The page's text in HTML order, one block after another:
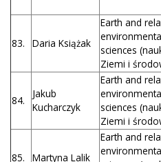
83. Daria Książak
Earth and
sciences
Ziemi i
84.
Jakub
Kucharczyk
Earth and
sciences
Ziemi i
85. Martyna Lalik
Earth and